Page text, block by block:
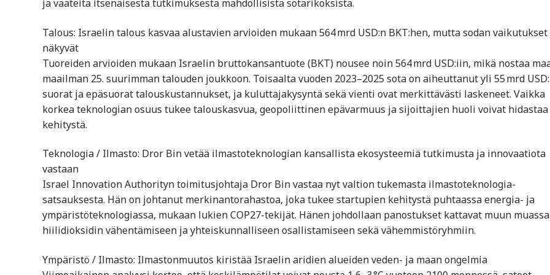
ja vaateita itsenäisestä tutkimuksesta mahdollisista sotarikoksista.
Talous: Israelin talous kasvaa alustavien arvioiden mukaan 564 mrd USD:n BKT:hen, mutta sodan vaikutukset
näkyvät
Tuoreiden arvioiden mukaan Israelin bruttokansantuote (BKT) nousee noin 564 mrd USD:iin, mikä nostaa
maailman 25. suurimman talouden joukkoon. Toisaalta vuoden 2023–2025 sota on aiheuttanut yli 55 mrd
suorat ja epäsuorat talouskustannukset, ja kuluttajakysyntä sekä vienti ovat merkittävästi laskeneet. Vaikka
korkea teknologian osuus tukee talouskasvua, geopoliittinen epävarmuus ja sijoittajien huoli voivat hidastaa
kehitystä.
Teknologia / Ilmasto: Dror Bin vetää ilmastoteknologian kansallista ekosysteemiä tutkimusta ja innovaatiota
vastaan
Israel Innovation Authorityn toimitusjohtaja Dror Bin vastaa nyt valtion tukemasta ilmastoteknologia-
satsauksesta. Hän on johtanut merkinantorahastoa, joka tukee startupien kehitystä puhtaassa energia- ja
ympäristöteknologiassa, mukaan lukien COP27-tekijät. Hänen johdollaan panostukset kattavat muun muassa
hiilidioksidin vähentämiseen ja yhteiskunnalliseen osallistamiseen sekä vähemmistöryhmiin.
Ympäristö / Ilmasto: Ilmastonmuutos kiristää Israelin aridien alueiden veden- ja maan ongelmia